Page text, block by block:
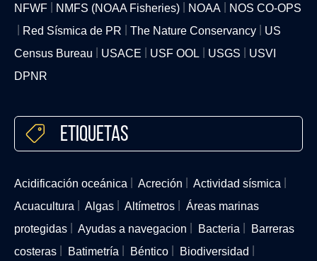
NFWF
NMFS (NOAA Fisheries) NOAA
NOS CO-OPS
Red Sísmica de PR
The Nature Conservancy
US
Census Bureau
USACE USF OOL USGS
USVI
DPNR
Etiquetas
Acidificación oceánica Acreción
Actividad sísmica
Acuacultura
Algas Altímetros
Áreas marinas
protegidas
Ayudas a navegacion Bacteria
Barreras
costeras
Batimetría Béntico
Biodiversidad